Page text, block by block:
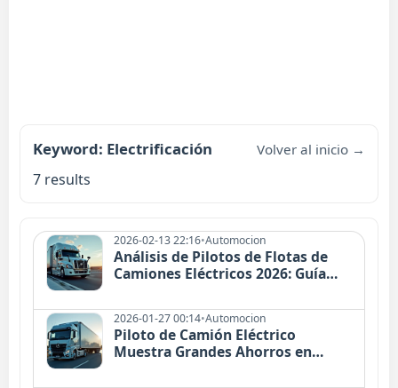
Keyword: Electrificación Volver al inicio →
7 results
2026-02-13 22:16•Automocion
Análisis de Pilotos de Flotas de
Camiones Eléctricos 2026: Guía
2026-01-27 00:14•Automocion
Piloto de Camión Eléctrico
Muestra Grandes Ahorros en